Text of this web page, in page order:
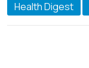
Health Digest